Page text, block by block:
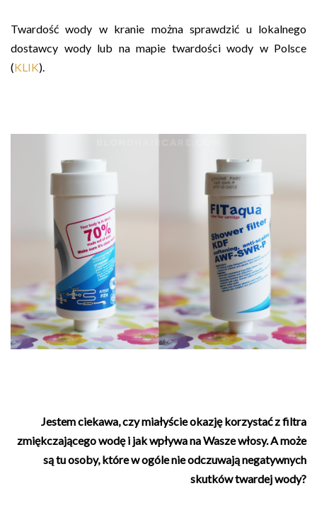
Twardość wody w kranie można sprawdzić u lokalnego
dostawcy wody lub na mapie twardości wody w Polsce
(KLIK).
Jestem ciekawa, czy miałyście okazję korzystać z filtra
zmiękczającego wodę i jak wpływa na Wasze włosy. A może
są tu osoby, które w ogóle nie odczuwają negatywnych
skutków twardej wody?